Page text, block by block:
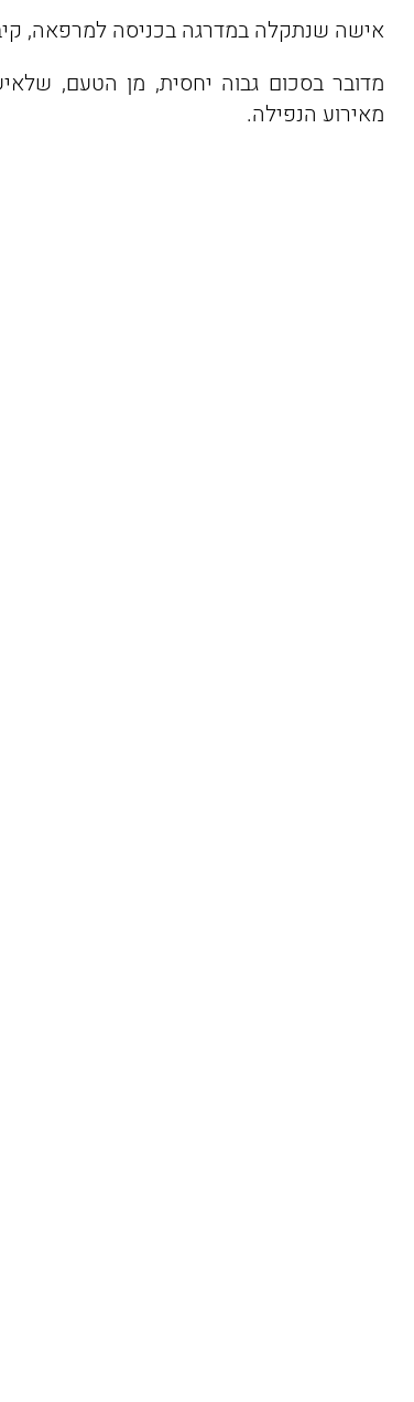
אישה שנתקלה במדרגה בכניסה למרפאה, קיבלה
מדובר בסכום גבוה יחסית, מן הטעם,
מאירוע הנפילה.